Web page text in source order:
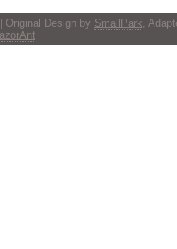
Original Design by SmallPark ,